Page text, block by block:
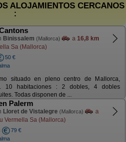
ALOJAMIENTOS CERCANOS
:
Binissalem (Mallorca) a 16,8 km
Sa (Mallorca)
50 €
situado en pleno centro de Mallorca,
10 habitaciones : 2 dobles, 4 dobles
Todas disponen de ...
Palerm
Lloret de Vistalegre (Mallorca)
a
Vermella Sa (Mallorca)
79 €